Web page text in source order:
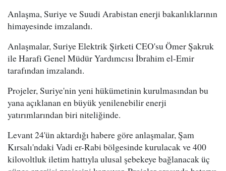
Anlaşma, Suriye ve Suudi Arabistan enerji bakanlıklarının
himayesinde imzalandı.
Anlaşmalar, Suriye Elektrik Şirketi CEO'su Ömer Şakruk
ile Harafi Genel Müdür Yardımcısı İbrahim el-Emir
tarafından imzalandı.
Projeler, Suriye'nin yeni hükümetinin kurulmasından bu
yana açıklanan en büyük yenilenebilir enerji
yatırımlarından biri niteliğinde.
Levant 24'ün aktardığı habere göre anlaşmalar, Şam
Kırsalı'ndaki Vadi er-Rabi bölgesinde kurulacak ve 400
kilovoltluk iletim hattıyla ulusal şebekeye bağlanacak üç